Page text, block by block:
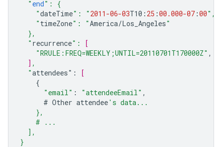
  "
end": {
    "
dateTime": " 2011-06-03T10 : 25 :00.000-07 :00",
    "
timeZone": "America/Los_Angeles"
  },
  "
recurrence":
[
"RRULE:FREQ=WEEKLY;UNTIL=20110701T170000Z" ,
] ,
  "
attendees" :
[
{
"email" : "attendeeEmail" ,
# Other attendee's data...
    },
    # ...
  ],
}